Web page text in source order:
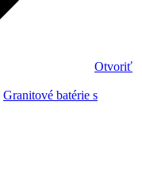
Otvoriť
Granitové batérie s